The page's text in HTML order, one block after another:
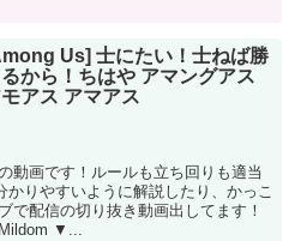
Us] 士にたい！士ねば勝
から！ちはや アマングアス
アス アマアス
動画です！ルールも立ち回りも適当
りやすいように解説したり、かっこ
配信の切り抜き動画出してます！
▼...